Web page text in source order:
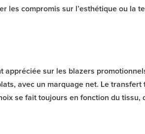
les compromis sur l’esthétique ou la
sur les blazers
avec un marquage net. Le transfert
se fait toujours en fonction du tissu,